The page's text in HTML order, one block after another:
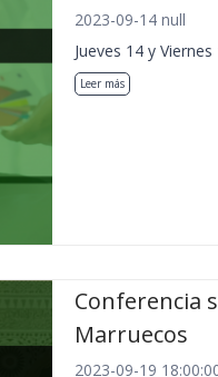
2023-09-14 null
Jueves 14 y
Leer más
Conferencia
Marruecos
2023-09-19